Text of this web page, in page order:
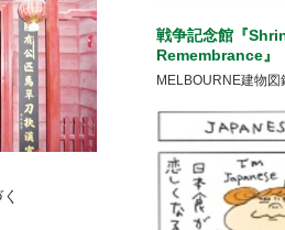
戦争記念館『
Remembrance』
MELBOURNE建物図